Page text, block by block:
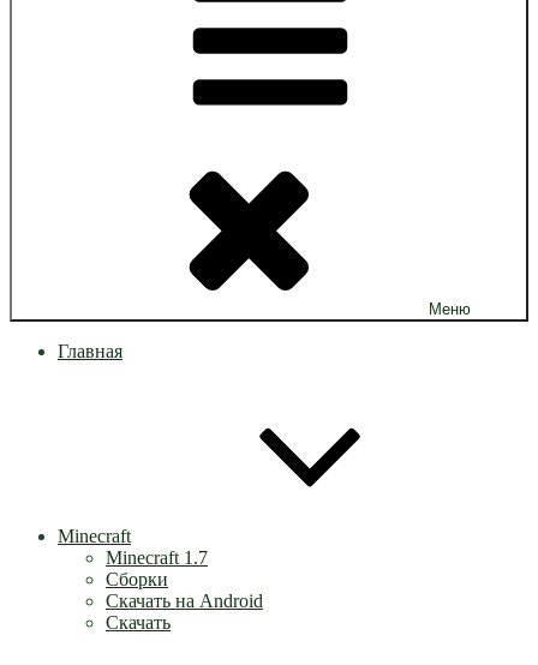
Меню
Главная
Minecraft
Minecraft 1.7
Сборки
Скачать на Android
Скачать